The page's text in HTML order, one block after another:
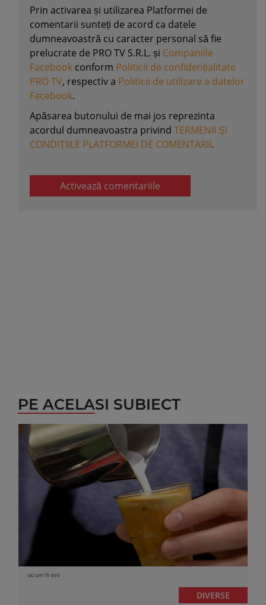
Prin activarea și utilizarea Platformei de
comentarii sunteți de acord ca datele
dumneavoastră cu caracter personal să fie
prelucrate de PRO TV S.R.L. și Companiile
Facebook conform Politicii de confidențialitate
PRO TV, respectiv a Politicii de utilizare a datelor
Facebook.
Apăsarea butonului de mai jos reprezinta
acordul dumneavoastra privind TERMENII ȘI
CONDIȚIILE PLATFORMEI DE COMENTARII.
Activează comentariile
PE ACELASI SUBIECT
acum 11 ani
DIVERSE